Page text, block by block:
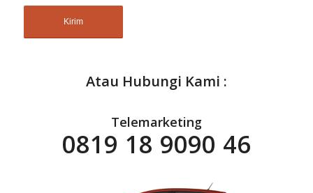
Atau Hubungi Kami :
Telemarketing
0819 18 9090 46